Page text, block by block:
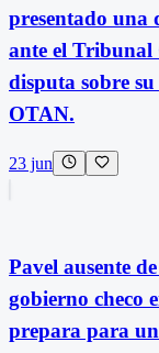
presentado una
ante el Tribunal
disputa sobre
OTAN.
23 jun
Pavel ausente
gobierno checo
prepara para